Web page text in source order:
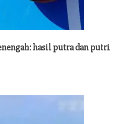
hasil putra dan putri